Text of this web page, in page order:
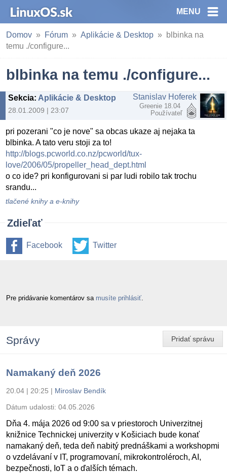
MENU
Domov Fórum Aplikácie & Desktop
blbinka na
temu ./configure...
blbinka na temu ./configure...
Sekcia: Aplikácie & Desktop
28.01.2009 | 23:07
Stanislav Hoferek
Greenie 18.04
Používateľ
pri pozerani "co je nove" sa obcas ukaze aj nejaka ta
blbinka. A tato veru stoji za to!
http://blogs.pcworld.co.nz/pcworld/tux-
love/2006/05/propeller_head_dept.html
o co ide? pri konfigurovani si par ludi robilo tak trochu
srandu...
tlačené knihy a e-knihy
Zdieľať
Facebook Twitter
Pre pridávanie komentárov sa musíte prihlásiť
Pridať správu
Správy
Namakaný deň 2026
20.04 | 20:25 | Miroslav Bendík
Dátum udalosti: 04.05.2026
Dňa 4. mája 2026 od 9:00 sa v priestoroch Univerzitnej
knižnice Technickej univerzity v Košiciach bude konať
namakaný deň, teda deň nabitý prednáškami a workshopmi
o vzdelávaní v IT, programovaní, mikrokontroléroch, AI,
bezpečnosti, IoT a o ďalších témach.